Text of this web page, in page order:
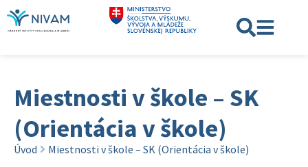
Miestnosti v škole – SK
(Orientácia v škole)
Úvod Miestnosti v škole – SK (Orientácia v škole)